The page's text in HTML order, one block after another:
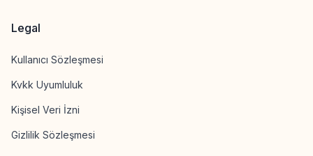
Legal
Kullanıcı Sözleşmesi
Kvkk Uyumluluk
Kişisel Veri İzni
Gizlilik Sözleşmesi